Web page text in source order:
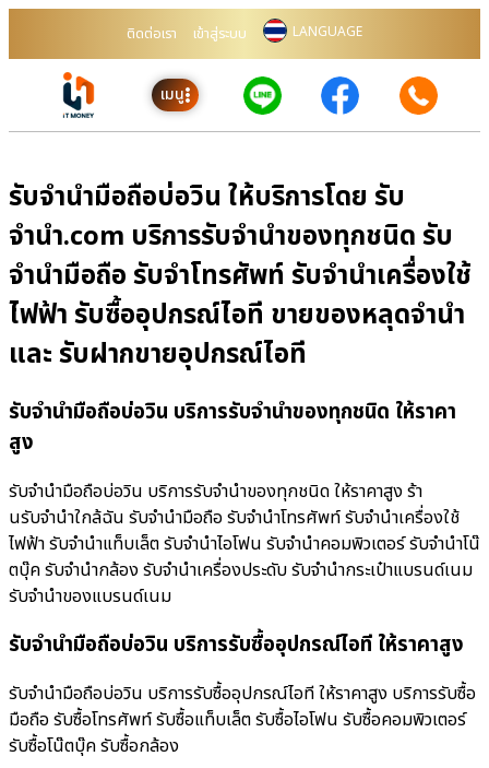
ติดต่อเรา เข้าสู่ระบบ LANGUAGE
เมนู
รับจำนำมือถือบ่อวิน ให้บริการโดย รับ
จํานํา.com บริการรับจำนำของทุกชนิด รับ
จำนำมือถือ รับจำโทรศัพท์ รับจำนำเครื่องใช้
ไฟฟ้า รับซื้ออุปกรณ์ไอที ขายของหลุดจำนำ
และ รับฝากขายอุปกรณ์ไอที
รับจำนำมือถือบ่อวิน บริการรับจำนำของทุกชนิด ให้ราคา
สูง
รับจำนำมือถือบ่อวิน บริการรับจำนำของทุกชนิด ให้ราคาสูง ร้า
นรับจํานําใกล้ฉัน รับจำนำมือถือ รับจำนำโทรศัพท์ รับจำนำเครื่องใช้
ไฟฟ้า รับจำนำแท็บเล็ต รับจำนำไอโฟน รับจำนำคอมพิวเตอร์ รับจำนำโน๊
ตบุ๊ค รับจำนำกล้อง รับจำนำเครื่องประดับ รับจำนำกระเป๋าแบรนด์เนม
รับจำนำของแบรนด์เนม
รับจำนำมือถือบ่อวิน บริการรับซื้ออุปกรณ์ไอที ให้ราคาสูง
รับจำนำมือถือบ่อวิน บริการรับซื้ออุปกรณ์ไอที ให้ราคาสูง บริการรับซื้อ
มือถือ รับซื้อโทรศัพท์ รับซื้อแท็บเล็ต รับซื้อไอโฟน รับซื้อคอมพิวเตอร์
รับซื้อโน๊ตบุ๊ค รับซื้อกล้อง